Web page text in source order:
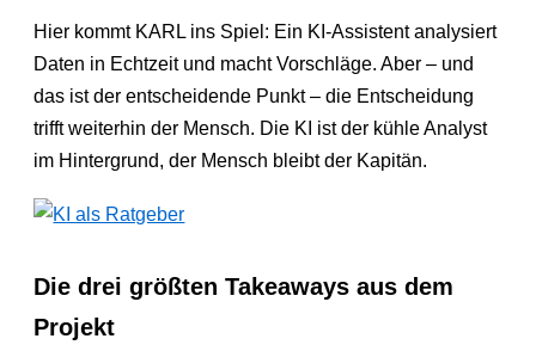
Hier kommt KARL ins Spiel: Ein KI-Assistent analysiert
Daten in Echtzeit und macht Vorschläge. Aber – und
das ist der entscheidende Punkt – die Entscheidung
trifft weiterhin der Mensch. Die KI ist der kühle Analyst
im Hintergrund, der Mensch bleibt der Kapitän.
Die drei größten Takeaways aus dem
Projekt